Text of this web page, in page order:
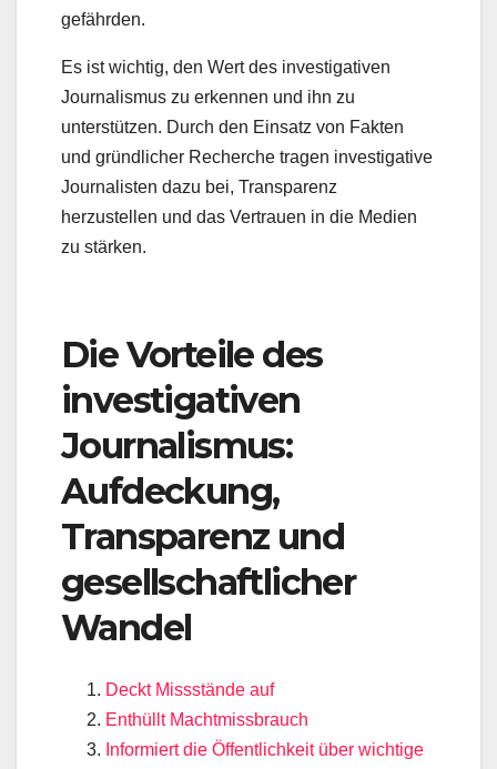
gefährden.
Es ist wichtig, den Wert des investigativen
Journalismus zu erkennen und ihn zu
unterstützen. Durch den Einsatz von Fakten
und gründlicher Recherche tragen investigative
Journalisten dazu bei, Transparenz
herzustellen und das Vertrauen in die Medien
zu stärken.
Die Vorteile des
investigativen
Journalismus:
Aufdeckung,
Transparenz und
gesellschaftlicher
Wandel
Deckt Missstände auf
Enthüllt Machtmissbrauch
Informiert die Öffentlichkeit über wichtige